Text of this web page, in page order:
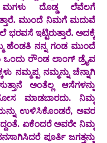
ಮಗಳು ದೊಡ್ಡ ಲೆವೆಲಗೆ
ಮುಂದೆ ನಿಮಗೆ ಮದುವೆ
ಇಟ್ಟಿರುತ್ತಾರೆ. ಅದಕ್ಕೆ
ಹೆಂಡತಿ ನನ್ನ ಗಂಡ ಮುಂದೆ
ಒಂದು ರೌಂಡ ಲಾಂಗ್ ಡ್ರೈವ
ನಮ್ಮಪ್ಪ ನಮ್ಮನ್ನು ಚೆನ್ನಾಗಿ
ಅಂತೆಲ್ಲ ಆಸೆಗಳನ್ನು
ಮೋಸ ಮಾಡಬಾರದು. ನಿಮ್ಮ
ಉಳಿಸಿಕೊಂಡರೆ, ಅವರ
ಏಕೆಂದರೆ ಅವರೇ ನಿಮ್ಮ
ಪೂರ್ತಿ ಜಗತ್ತನ್ನು